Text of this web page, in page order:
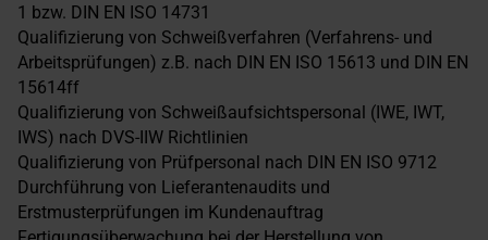
1 bzw. DIN EN ISO 14731
Qualifizierung von Schweißverfahren (Verfahrens- und
Arbeitsprüfungen) z.B. nach DIN EN ISO 15613 und DIN EN
15614ff
Qualifizierung von Schweißaufsichtspersonal (IWE, IWT,
IWS) nach DVS-IIW Richtlinien
Qualifizierung von Prüfpersonal nach DIN EN ISO 9712
Durchführung von Lieferantenaudits und
Erstmusterprüfungen im Kundenauftrag